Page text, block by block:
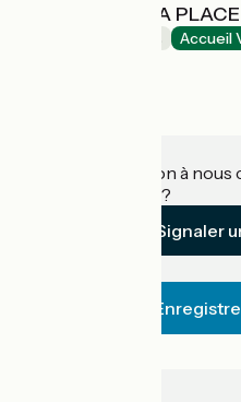
DES LITS SUR LA
Accueil
Une information à
établissement ?
Signaler